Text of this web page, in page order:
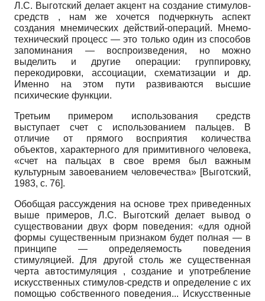
Л.С. Выготский делает акцент на создание стимулов-
средств , нам же хочется подчеркнуть аспект
создания мнемических действий-операций. Мнемо­
технический процесс — это только один из способов
запоминания — воспроизведения, но можно
выделить и другие операции: группировку,
перекодировки, ассоциации, схематизации и др.
Именно на этом пути развиваются высшие
психические функции.
Третьим примером использования средств
выступает счет с использованием пальцев. В
отличие от прямого восприятия количества
объектов, характерного для примитивного человека,
«счет на пальцах в свое время был важным
культурным завоеванием человечества» [Выготский,
1983, с. 76].
Обобщая рассуждения на основе трех приведенных
выше примеров, Л.С. Выготский делает вывод о
существовании двух форм поведения: «для одной
формы существенным признаком будет полная — в
принципе — определяемость поведения
стимуляцией. Для другой столь же существенная
черта ав­тостимуляция , создание и употребление
искусственных стимулов-средств и определение с их
помощью собственного поведения... Искусственные